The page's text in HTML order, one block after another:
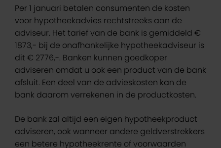
Per 1 januari betalen consumenten de kosten
voor hypotheekadvies rechtstreeks aan de
adviseur. Het tarief van de bank is gemiddeld €
1873,- bij de onafhankelijke hypotheekadviseur is
dit € 2776,-. Banken kunnen goedkoper
adviseren omdat u ook een product van de bank
afsluit. Een deel van de advieskosten kan de
bank daarom verrekenen in de productkosten.
De bank zal altijd een eigen hypotheekproduct
adviseren, ook wanneer andere geldverstrekkers
een betere hypotheekrente of voorwaarden